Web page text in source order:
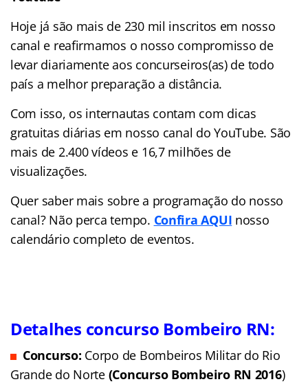
Hoje já são mais de 230 mil inscritos em nosso
canal e reafirmamos o nosso compromisso de
levar diariamente aos concurseiros(as) de todo
país a melhor preparação a distância.
Com isso, os internautas contam com dicas
gratuitas diárias em nosso canal do YouTube. São
mais de 2.400 vídeos e 16,7 milhões de
visualizações.
Quer saber mais sobre a programação do nosso
canal? Não perca tempo. Confira AQUI nosso
calendário completo de eventos.
Detalhes concurso Bombeiro RN:
Concurso: Corpo de Bombeiros Militar do Rio
Grande do Norte (Concurso Bombeiro RN 2016)